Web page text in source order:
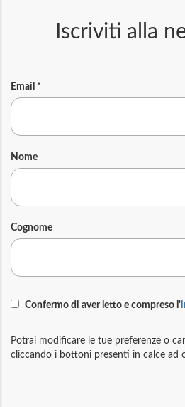
Iscriviti alla
Email *
Nome
Cognome
Confermo di aver letto e compreso l'
Potrai modificare le tue preferenze o
cliccando i bottoni presenti in calce ad